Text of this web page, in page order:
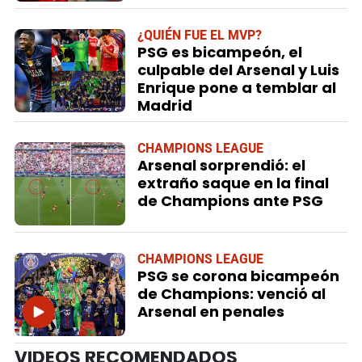
¿QUIÉN FUE EL MVP?
PSG es bicampeón, el
culpable del Arsenal y Luis
Enrique pone a temblar al
Madrid
CHAMPIONS LEAGUE
Arsenal sorprendió: el
extraño saque en la final
de Champions ante PSG
CHAMPIONS LEAGUE
PSG se corona bicampeón
de Champions: venció al
Arsenal en penales